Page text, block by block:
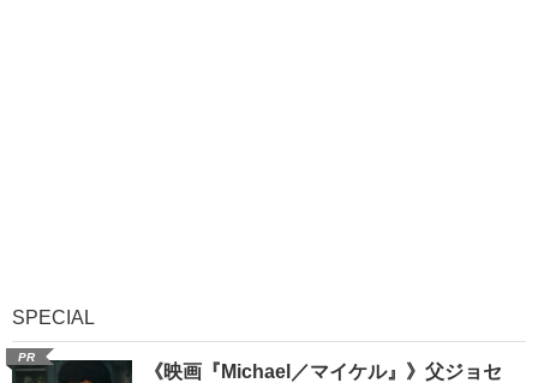
SPECIAL
PR
《映画『Michael／マイケル』》父ジョセ